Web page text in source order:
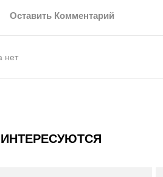
Оставить Комментарий
нет